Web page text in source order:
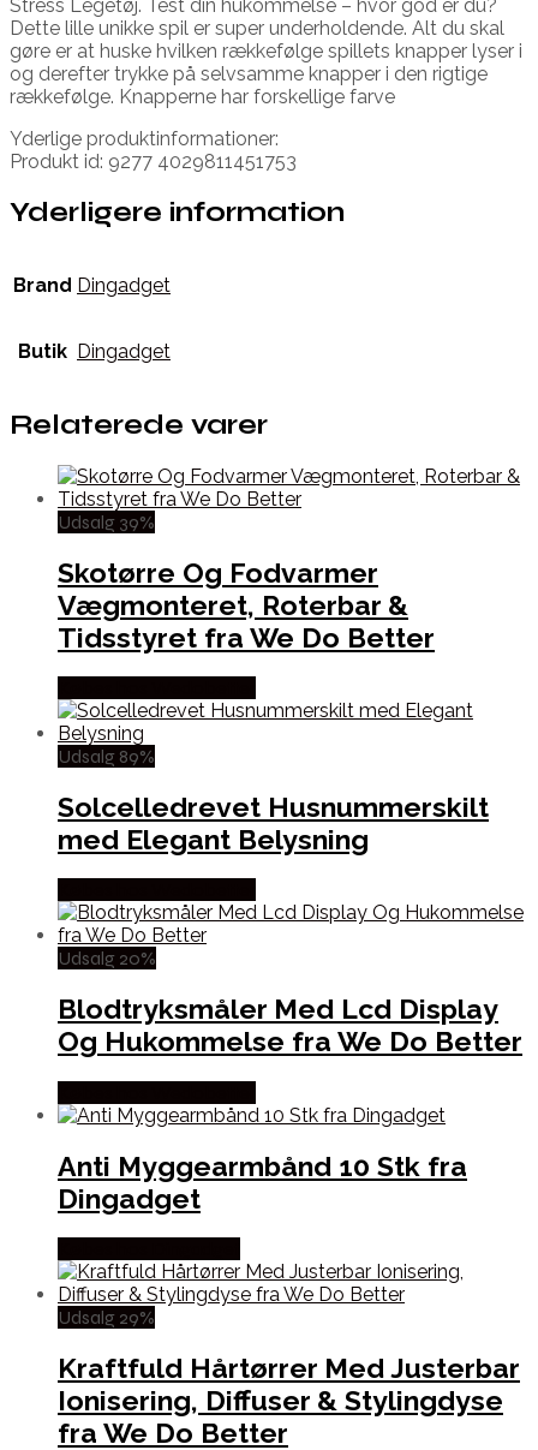
Stress Legetøj. Test din hukommelse – hvor god er du?
Dette lille unikke spil er super underholdende. Alt du skal
gøre er at huske hvilken rækkefølge spillets knapper lyser i
og derefter trykke på selvsamme knapper i den rigtige
rækkefølge. Knapperne har forskellige farve
Yderlige produktinformationer:
Produkt id: 9277 4029811451753
Yderligere information
Brand Dingadget
Butik Dingadget
Relaterede varer
Udsalg 39%
Skotørre Og Fodvarmer
Vægmonteret, Roterbar &
Tidsstyret fra We Do Better
Udsalg 89%
Solcelledrevet Husnummerskilt
med Elegant Belysning
Udsalg 20%
Blodtryksmåler Med Lcd Display
Og Hukommelse fra We Do Better
Anti Myggearmbånd 10 Stk fra
Dingadget
Udsalg 29%
Kraftfuld Hårtørrer Med Justerbar
Ionisering, Diffuser & Stylingdyse
fra We Do Better